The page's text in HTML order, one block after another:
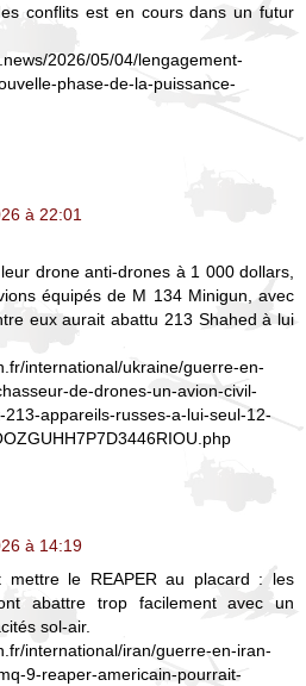
conflits est en cours dans un futur
2026/05/04/lengagement-
phase-de-la-puissance-
à 22:01
drone anti-drones à 1 000 dollars,
équipés de M 134 Minigun, avec
eux aurait abattu 213 Shahed à lui
international/ukraine/guerre-en-
de-drones-un-avion-civil-
appareils-russes-a-lui-seul-12-
à 14:19
mettre le REAPER au placard : les
abattre trop facilement avec un
sol-air.
international/iran/guerre-en-iran-
9-reaper-americain-pourrait-